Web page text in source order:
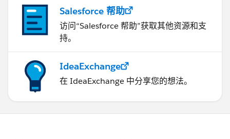
Salesforce 帮助
访问“Salesforce 帮助”获取其他资源和支
持。
IdeaExchange
在 IdeaExchange 中分享您的想法。